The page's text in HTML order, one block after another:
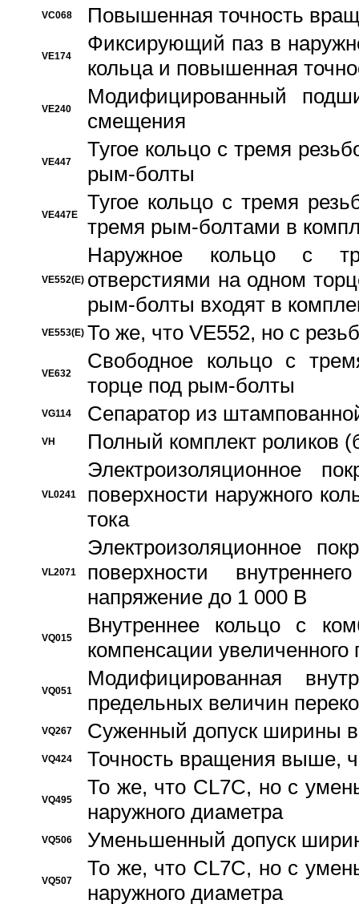
VC068 Повышенная точность
VE174
Фиксирующий паз в
кольца и повышенная
VE240
Модифицированный
смещения
VE447
Тугое кольцо с тремя
рым-болты
VE447E
Тугое кольцо с тремя
тремя рым-болтами в
VE552(E)
Наружное кольцо с
отверстиями на одном
рым-болты входят в
VE553(E) То же, что VE552, но с
VE632
Свободное кольцо с
торце под рым-болты
VG114 Сепаратор из
VH Полный комплект роликов
VL0241
Электроизоляционное
поверхности наружного
тока
VL2071
Электроизоляционное
поверхности
напряжение до 1 000 В
VQ015
Bнутреннее кольцо с
компенсации увеличенного
VQ051
Модифицированная
предельных величин
VQ267 Суженный допуск ширины
VQ424 Точность вращения выше,
VQ495
То же, что CL7C, но с
наружного диаметра
VQ506 Уменьшенный допуск
VQ507
То же, что CL7C, но с
наружного диаметра